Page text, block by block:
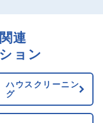
連
ョン
ハウスクリーニン
グ